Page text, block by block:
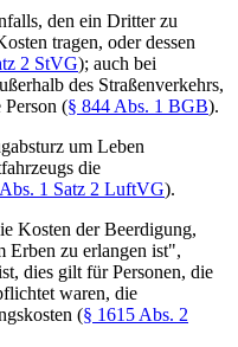
den ein Dritter zu
tragen, oder dessen
2 StVG); auch bei
des Straßenverkehrs,
(§ 844 Abs. 1 BGB).
um Leben
die
1 Satz 2 LuftVG).
Kosten der Beerdigung,
Erben zu erlangen ist",
dies gilt für Personen, die
waren, die
(§ 1615 Abs. 2